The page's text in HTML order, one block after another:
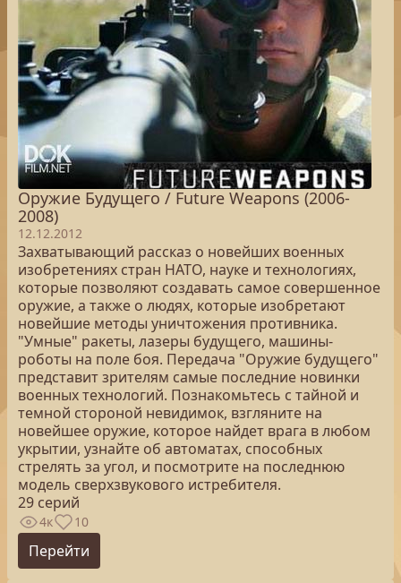
Оружие Будущего / Future Weapons (2006-
2008)
12.12.2012
Захватывающий рассказ о новейших военных
изобретениях стран НАТО, науке и технологиях,
которые позволяют создавать самое совершенное
оружие, а также о людях, которые изобретают
новейшие методы уничтожения противника.
"Умные" ракеты, лазеры будущего, машины-
роботы на поле боя. Передача "Оружие будущего"
представит зрителям самые последние новинки
военных технологий. Познакомьтесь с тайной и
темной стороной невидимок, взгляните на
новейшее оружие, которое найдет врага в любом
укрытии, узнайте об автоматах, способных
стрелять за угол, и посмотрите на последнюю
модель сверхзвукового истребителя.
29 серий
4к 10
Перейти